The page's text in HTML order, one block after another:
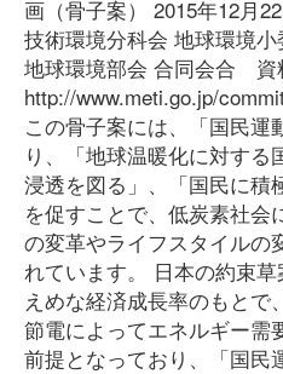
画（骨子案） 2015年12月
技術環境分科会 地球環境
地球環境部会 合同会合 資
http://www.meti.go.jp/
この骨子案には、「国民運
り、「地球温暖化に対す
浸透を図る」、「国民に積
を促すことで、低炭素社会
の変革やライフスタイルの
れています。 日本の約束
えめな経済成長率のもとで
節電によってエネルギー需
前提となっており、「国民